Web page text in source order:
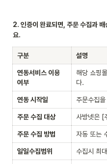
2. 인증이 완료되면, 주문 수집과 배
요.
구분 설명
연동서비스 이용
여부
해당 쇼핑
다.
연동 시작일 주문수집
주문 수집 대상 사방넷은 [
주문 수집 방법 자동 또는
일일수집범위 수집시 최